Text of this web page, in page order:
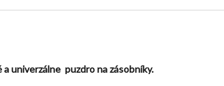
univerzálne puzdro na zásobníky.